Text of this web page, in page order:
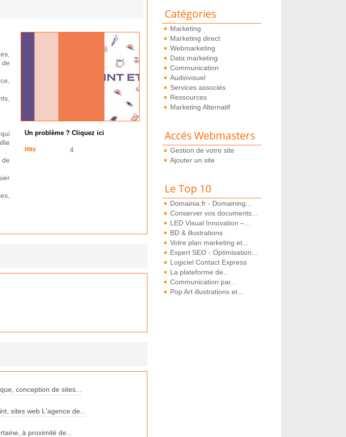
Catégories
Marketing
Marketing direct
Webmarketing
Data marketing
Communication
Audiovisuel
Services associés
Ressources
Marketing Alternatif
Accés Webmasters
Gestion de votre site
Ajouter un site
Le Top 10
Domainia.fr - Domaining...
Conserver vos documents...
LED Visual Innovation –...
BD & illustrations
Votre plan marketing et...
Expert SEO - Optimisation...
Logiciel Contact Express
La plateforme de...
Communication par...
Pop Art illustrations et...
Un problème ? Cliquez ici
Hits 4
conception de sites...
sites web L'agence de...
à proximité de...